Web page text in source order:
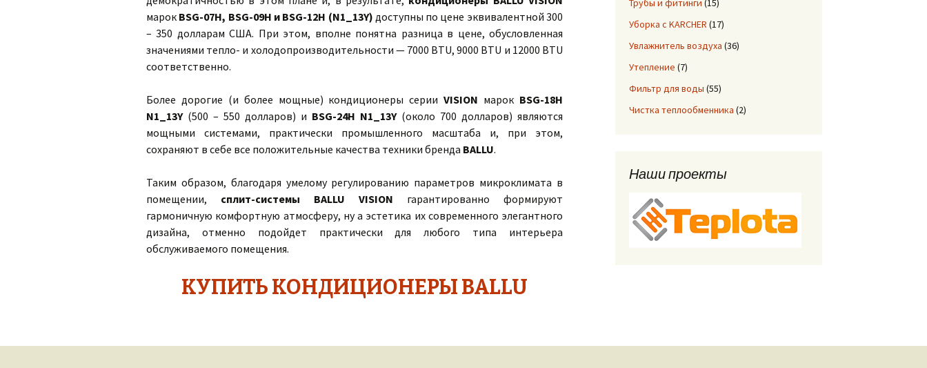
марок BSG-07H, BSG-09H и BSG-12H (N1_13Y) доступны по цене эквивалентной 300
– 350 долларам США. При этом, вполне понятна разница в цене, обусловленная
значениями тепло- и холодопроизводительности — 7000 BTU, 9000 BTU и 12000 BTU
соответственно.
Более дорогие (и более мощные) кондиционеры серииVISION марок BSG-18H
N1_13Y(500 – 550 долларов) и BSG-24H N1_13Y(около 700 долларов) являются
мощными системами, практически промышленного масштаба и, при этом,
сохраняют в себе все положительные качества техники бренда BALLU.
Таким образом, благодаря умелому регулированию параметров микроклимата в
помещении, сплит-системы BALLU VISION гарантированно формируют
гармоничную комфортную атмосферу, ну а эстетика их современного элегантного
дизайна, отменно подойдет практически для любого типа интерьера
обслуживаемого помещения.
КУПИТЬ КОНДИЦИОНЕРЫ BALLU
Трубы и фитинги (15)
Уборка с KARCHER (17)
Увлажнитель воздуха (36)
Утепление (7)
Фильтр для воды (55)
Чистка теплообменника (2)
Наши проекты